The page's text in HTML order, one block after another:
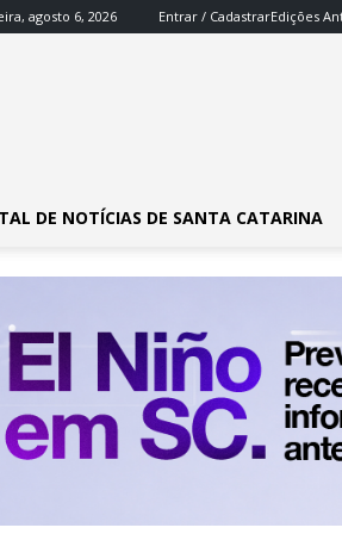
agosto 6, 2026 Entrar / CadastrarEdições
DE NOTÍCIAS DE SANTA CATARINA